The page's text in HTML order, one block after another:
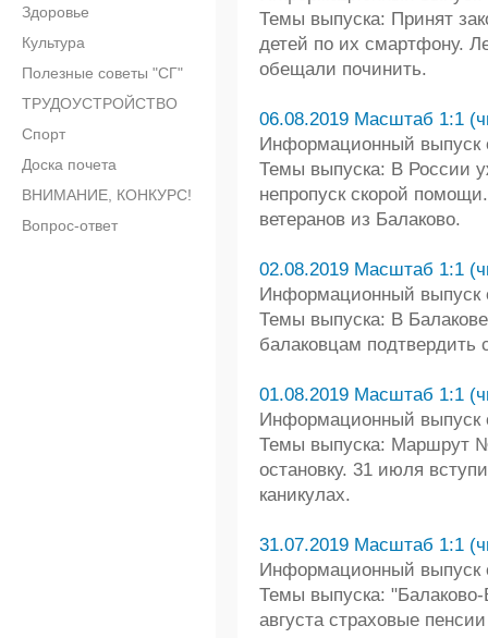
Здоровье
Культура
Полезные советы "СГ"
ТРУДОУСТРОЙСТВО
Спорт
Доска почета
ВНИМАНИЕ, КОНКУРС!
Вопрос-ответ
Темы выпуска: Принят
детей по их смартфону.
обещали починить.
06.08.2019 Масштаб 1:1
Информационный выпуск
Темы выпуска: В России
непропуск скорой
ветеранов из Балаково.
02.08.2019 Масштаб 1:1
Информационный выпуск
Темы выпуска: В
балаковцам подтвердить
01.08.2019 Масштаб 1:1
Информационный выпуск
Темы выпуска: Маршрут
остановку. 31 июля
каникулах.
31.07.2019 Масштаб 1:1
Информационный выпуск
Темы выпуска:
августа страховые